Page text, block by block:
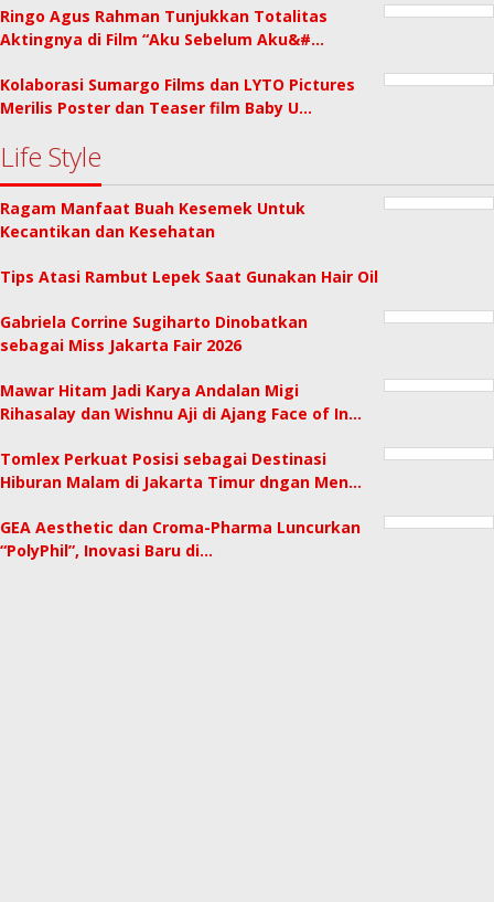
Ringo Agus Rahman Tunjukkan Totalitas
Aktingnya di Film “Aku Sebelum Aku&#…
Kolaborasi Sumargo Films dan LYTO Pictures
Merilis Poster dan Teaser film Baby U…
Life Style
Ragam Manfaat Buah Kesemek Untuk
Kecantikan dan Kesehatan
Tips Atasi Rambut Lepek Saat Gunakan Hair Oil
Gabriela Corrine Sugiharto Dinobatkan
sebagai Miss Jakarta Fair 2026
Mawar Hitam Jadi Karya Andalan Migi
Rihasalay dan Wishnu Aji di Ajang Face of In…
Tomlex Perkuat Posisi sebagai Destinasi
Hiburan Malam di Jakarta Timur dngan Men…
GEA Aesthetic dan Croma-Pharma Luncurkan
“PolyPhil”, Inovasi Baru di…